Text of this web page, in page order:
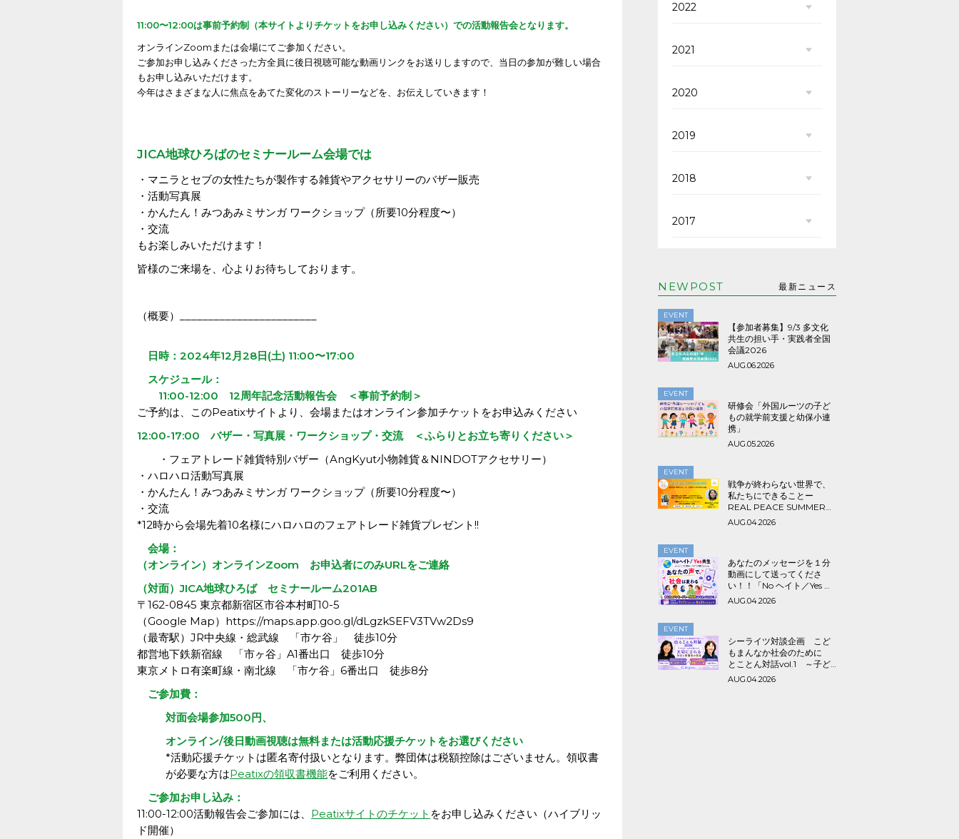
11:00〜12:00は事前予約制（本サイトよりチケットをお申し込みください）での活動報告会となります。
オンラインZoomまたは会場にてご参加ください。
ご参加お申し込みくださった方全員に後日視聴可能な動画リンクをお送りしますので、当日の参加が難しい場合
もお申し込みいただけます。
今年はさまざまな人に焦点をあてた変化のストーリーなどを、お伝えしていきます！
JICA地球ひろばのセミナールーム会場では
・マニラとセブの女性たちが製作する雑貨やアクセサリーのバザー販売
・活動写真展
・かんたん！みつあみミサンガ ワークショップ（所要10分程度〜）
・交流
もお楽しみいただけます！
皆様のご来場を、心よりお待ちしております。
（概要）________________________
日時：2024年12月28日(土) 11:00〜17:00
スケジュール：
11:00-12:00 12周年記念活動報告会 ＜事前予約制＞
ご予約は、このPeatixサイトより、会場またはオンライン参加チケットをお申込みください
12:00-17:00 バザー・写真展・ワークショップ・交流 ＜ふらりとお立ち寄りください＞
・フェアトレード雑貨特別バザー（AngKyut小物雑貨＆NINDOTアクセサリー）
・ハロハロ活動写真展
・かんたん！みつあみミサンガ ワークショップ（所要10分程度〜）
・交流
*12時から会場先着10名様にハロハロのフェアトレード雑貨プレゼント!!
会場：
（オンライン）オンラインZoom お申込者にのみURLをご連絡
（対面）JICA地球ひろば セミナールーム201AB
〒162-0845 東京都新宿区市谷本村町10-5
（Google Map）https://maps.app.goo.gl/dLgzkSEFV3TVw2Ds9
（最寄駅）JR中央線・総武線 「市ケ谷」 徒歩10分
都営地下鉄新宿線 「市ヶ谷」A1番出口 徒歩10分
東京メトロ有楽町線・南北線 「市ケ谷」6番出口 徒歩8分
ご参加費：
対面会場参加500円、
オンライン/後日動画視聴は無料または活動応援チケットをお選びください
*活動応援チケットは匿名寄付扱いとなります。弊団体は税額控除はございません。領収書
が必要な方はPeatixの領収書機能をご利用ください。
ご参加お申し込み：
11:00-12:00活動報告会ご参加には、 Peatixサイトのチケット をお申し込みください（ハイブリッ
ド開催）
2022
2021
2020
2019
2018
2017
NEWPOST 最新ニュース
EVENT
【参加者募集】9/3 多文化
共生の担い手・実践者全国
会議2026
AUG.06.2026
EVENT
研修会「外国ルーツの子ど
もの就学前支援と幼保小連
携」
AUG.05.2026
EVENT
戦争が終わらない世界で、
私たちにできることー
REAL PEACE SUMMER
2026
AUG.04.2026
EVENT
あなたのメッセージを１分
動画にして送ってくださ
い！！「No ヘイト／Yes 共
生～みんなでつくる海外ル
AUG.04.2026
EVENT
シーライツ対談企画 こど
もまんなか社会のために
とことん対話vol.1 ～子ど
もが一人の人間として大切
AUG.04.2026